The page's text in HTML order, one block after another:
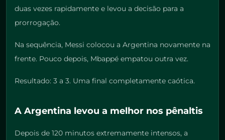
duas vezes rapidamente e levou a decisão para a
prorrogação.
Na sequência, Messi colocou a Argentina novamente na
frente. Pouco depois, Mbappé empatou outra vez.
Resultado: 3 a 3. Uma final completamente caótica.
A Argentina levou a melhor nos pênaltis
Depois de 120 minutos extremamente intensos, a